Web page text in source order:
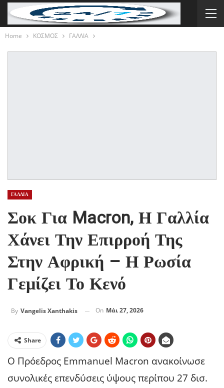
Home ΚΟΣΜΟΣ ΓΑΛΛΙΑ
ΓΑΛΛΙΑ
Σοκ Για Macron, Η Γαλλία
Χάνει Την Επιρροή Της
Στην Αφρική – Η Ρωσία
Γεμίζει Το Κενό
By Vangelis Xanthakis On Μάι 27, 2026
Share
Ο Πρόεδρος Emmanuel Macron ανακοίνωσε
συνολικές επενδύσεις ύψους περίπου 27 δισ.